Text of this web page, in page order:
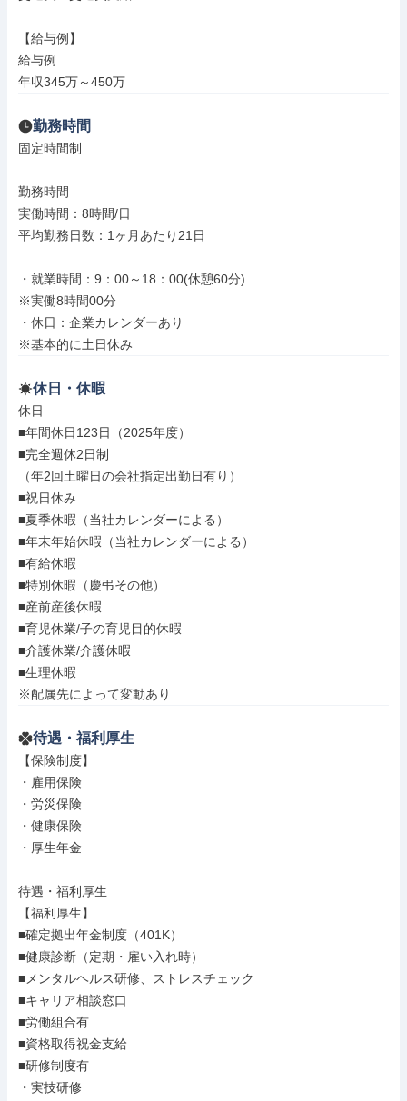
【給与例】
給与例
年収345万～450万
勤務時間
固定時間制
勤務時間
実働時間：8時間/日
平均勤務日数：1ヶ月あたり21日
・就業時間：9：00～18：00(休憩60分)
※実働8時間00分
・休日：企業カレンダーあり
※基本的に土日休み
休日・休暇
休日
■年間休日123日（2025年度）
■完全週休2日制
（年2回土曜日の会社指定出勤日有り）
■祝日休み
■夏季休暇（当社カレンダーによる）
■年末年始休暇（当社カレンダーによる）
■有給休暇
■特別休暇（慶弔その他）
■産前産後休暇
■育児休業/子の育児目的休暇
■介護休業/介護休暇
■生理休暇
※配属先によって変動あり
待遇・福利厚生
【保険制度】
・雇用保険
・労災保険
・健康保険
・厚生年金
待遇・福利厚生
【福利厚生】
■確定拠出年金制度（401K）
■健康診断（定期・雇い入れ時）
■メンタルヘルス研修、ストレスチェック
■キャリア相談窓口
■労働組合有
■資格取得祝金支給
■研修制度有
・実技研修